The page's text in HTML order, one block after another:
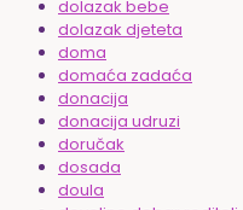
dolazak bebe
dolazak djeteta
doma
domaća zadaća
donacija
donacija udruzi
doručak
dosada
doula